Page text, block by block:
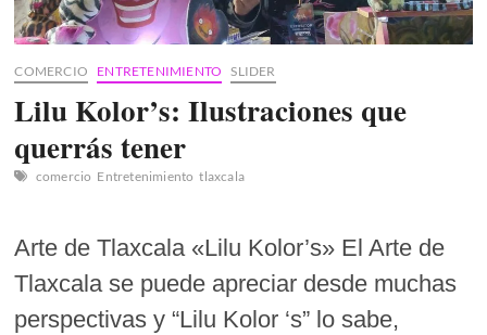
COMERCIO ENTRETENIMIENTO SLIDER
Lilu Kolor’s: Ilustraciones que
querrás tener
comercio Entretenimiento tlaxcala
Arte de Tlaxcala «Lilu Kolor’s» El Arte de
Tlaxcala se puede apreciar desde muchas
perspectivas y “Lilu Kolor ‘s” lo sabe,